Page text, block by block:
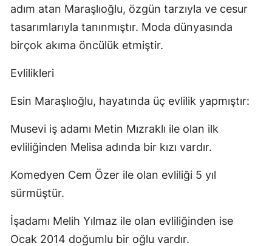
adım atan Maraşlıoğlu, özgün tarzıyla ve cesur
tasarımlarıyla tanınmıştır. Moda dünyasında
birçok akıma öncülük etmiştir.
Evlilikleri
Esin Maraşlıoğlu, hayatında üç evlilik yapmıştır:
Musevi iş adamı Metin Mızraklı ile olan ilk
evliliğinden Melisa adında bir kızı vardır.
Komedyen Cem Özer ile olan evliliği 5 yıl
sürmüştür.
İşadamı Melih Yılmaz ile olan evliliğinden ise
Ocak 2014 doğumlu bir oğlu vardır.